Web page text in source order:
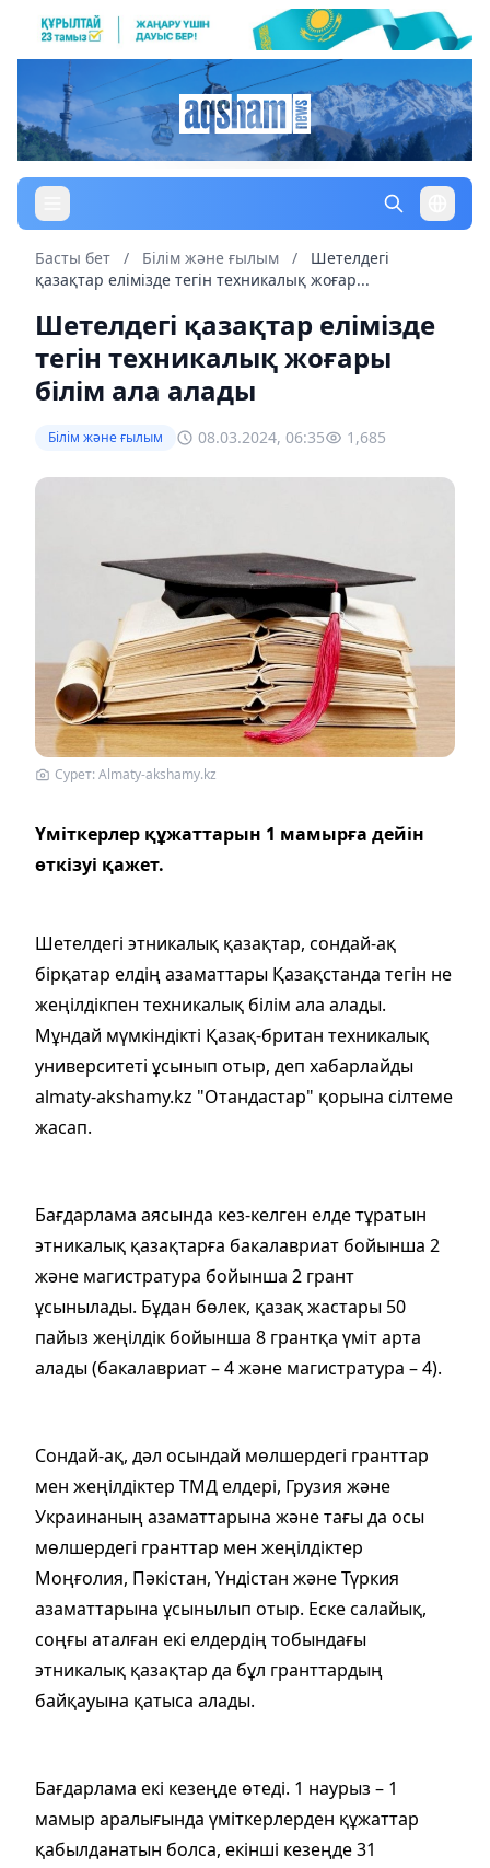
Басты бет / Білім және ғылым /
Шетелдегі
қазақтар елімізде тегін техникалық жоғар...
Шетелдегі қазақтар елімізде
тегін техникалық жоғары
білім ала алады
Білім және ғылым 08.03.2024, 06:35 1,685
Сурет: Almaty-akshamy.kz
Үміткерлер құжаттарын 1 мамырға дейін
өткізуі қажет.
Шетелдегі этникалық қазақтар, сондай-ақ
бірқатар елдің азаматтары Қазақстанда тегін не
жеңілдікпен техникалық білім ала алады.
Мұндай мүмкіндікті Қазақ-британ техникалық
университеті ұсынып отыр, деп хабарлайды
аlmaty-akshamy.kz "Отандастар" қорына сілтеме
жасап.
Бағдарлама аясында кез-келген елде тұратын
этникалық қазақтарға бакалавриат бойынша 2
және магистратура бойынша 2 грант
ұсынылады. Бұдан бөлек, қазақ жастары 50
пайыз жеңілдік бойынша 8 грантқа үміт арта
алады (бакалавриат – 4 және магистратура – 4).
Сондай-ақ, дәл осындай мөлшердегі гранттар
мен жеңілдіктер ТМД елдері, Грузия және
Украинаның азаматтарына және тағы да осы
мөлшердегі гранттар мен жеңілдіктер
Моңғолия, Пәкістан, Үндістан және Түркия
азаматтарына ұсынылып отыр. Еске салайық,
соңғы аталған екі елдердің тобындағы
этникалық қазақтар да бұл гранттардың
байқауына қатыса алады.
Бағдарлама екі кезеңде өтеді. 1 наурыз – 1
мамыр аралығында үміткерлерден құжаттар
қабылданатын болса, екінші кезеңде 31